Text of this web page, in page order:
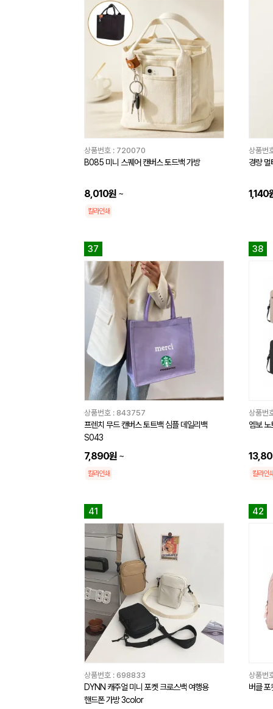
상품번호 : 720070
B085 미니 스퀘어 캔버스 토드백 가방
8,010원 ~
칼라인쇄
상품번
경량
1,140
37
상품번호 : 843757
프렌치 무드 캔버스 토트백 심플 데일리백
S043
7,890원 ~
칼라인쇄
38
상품번
엠보
칼라인
41
상품번호 : 698833
DYNN 캐주얼 미니 포켓 크로스백 여행용
핸드폰 가방 3color
42
상품번
버클